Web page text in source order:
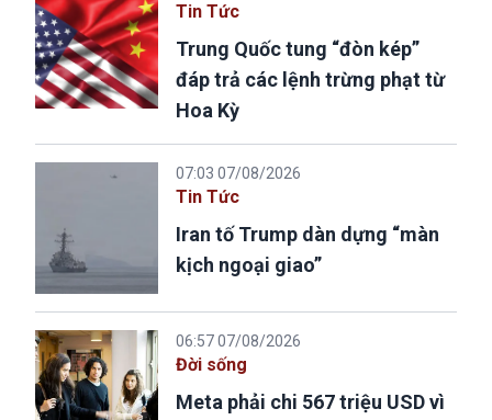
Tin Tức
Trung Quốc tung “đòn kép”
đáp trả các lệnh trừng phạt từ
Hoa Kỳ
07:03 07/08/2026
Tin Tức
Iran tố Trump dàn dựng “màn
kịch ngoại giao”
06:57 07/08/2026
Đời sống
Meta phải chi 567 triệu USD vì